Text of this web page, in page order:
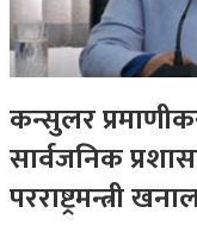
कन्सुलर
सार्वजनिक
परराष्ट्रमन्त्री